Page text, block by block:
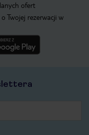
ofert
Twojej rezerwacji w